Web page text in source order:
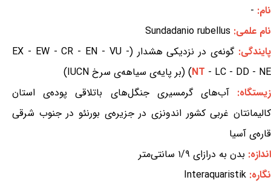
نام: -
نام علمی: Sundadanio rubellus
پایندگی:گونه‌ی در نزدیکی هشدار (EX - EW - CR - EN - VU -
NT - LC - DD - NE) (بر پایه‌ی سیاهه‌ی سرخ IUCN)
زیستگاه:آب‌های گرمسیری جنگل‌های باتلاقی پوده‌ی استان
کالیمانتان غربی کشور اندونزی در جزیره‌ی بورنئو در جنوب شرقی
قاره‌ی آسیا
اندازه: بدن به درازای ۱/۹ سانتی‌متر
نگاره: Interaquaristik